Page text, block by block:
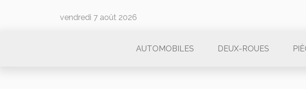
vendredi 7 août 2026
AUTOMOBILES DEUX-ROUES